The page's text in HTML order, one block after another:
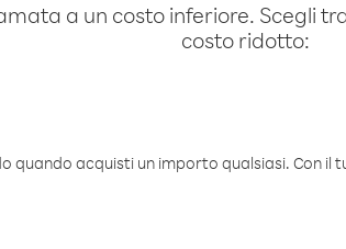
a un costo inferiore. Scegli
costo ridotto:
quando acquisti un importo qualsiasi. Con